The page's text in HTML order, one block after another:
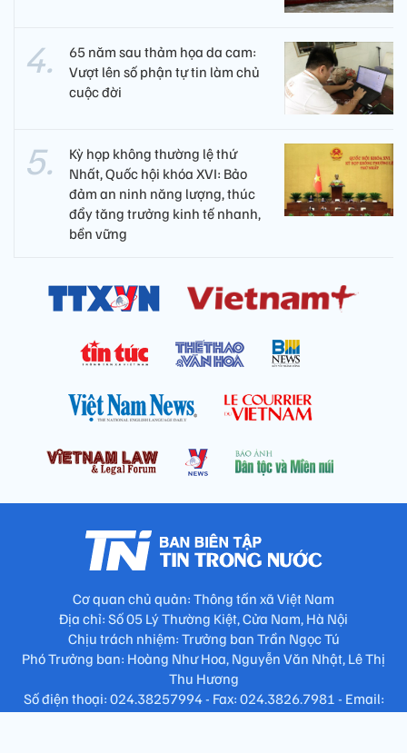
65 năm sau thảm họa da cam:
Vượt lên số phận tự tin làm chủ
cuộc đời
Kỳ họp không thường lệ thứ
Nhất, Quốc hội khóa XVI: Bảo
đảm an ninh năng lượng, thúc
đẩy tăng trưởng kinh tế nhanh,
bền vững
Cơ quan chủ quản: Thông tấn xã Việt Nam
Địa chỉ: Số 05 Lý Thường Kiệt, Cửa Nam, Hà Nội
Chịu trách nhiệm: Trưởng ban Trần Ngọc Tú
Phó Trưởng ban: Hoàng Như Hoa, Nguyễn Văn Nhật, Lê Thị